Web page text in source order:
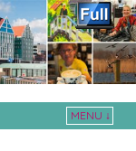
MENU ↓